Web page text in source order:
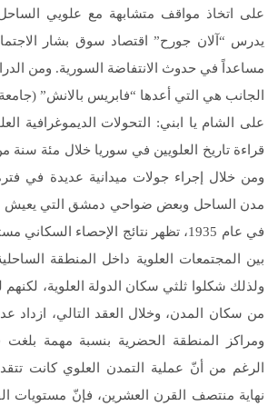
على اتخاذ مواقف متشابهة مع علويي
يدرس “آلان جورح” اقتصاد سوق بشار
مساعداً في حدوث الانتفاضة السورية. ومن
على الشام يا ابني: التحولات الديموغرافية
قراءة تاريخ العلويين في سوريا خلال مئة سنة من
ومن خلال إجراء جولات ميدانية عديدة في
مدن الساحل وبعض ضواحي دمشق التي يعيش
في عام 1935، تظهر نتائج الإحصاء
بين المجتمعات العلوية داخل المنطقة
من سكان المدن، وخلال العقد التالي، ازداد
الرغم من أنّ عملية التمدن العلوي كانت
نهاية منتصف القرن العشرين، فإنّ مستويات